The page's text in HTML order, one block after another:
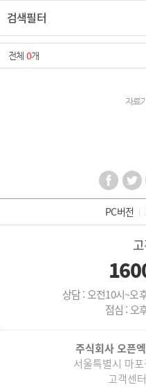
검색필터
전체0개
자료
PC버전
상담 : 오전10시~오
점심 : 오
주식회사 오픈
서울특별시 마
고객센